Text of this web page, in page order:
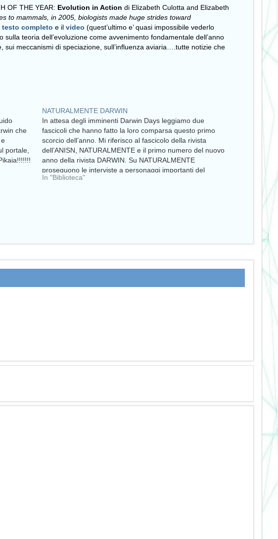
OF THE YEAR: Evolution in Action di Elizabeth Culotta and Elizabeth
to mammals, in 2005, biologists made huge strides toward
testo completo e il video (quest’ultimo e’ quasi impossibile vederlo
teoria dell’evoluzione come avvenimento fondamentale dell’anno
meccanismi di speciazione, sull’influenza aviaria….tutte notizie che
che
portale,
NATURALMENTE DARWIN
In attesa degli imminenti Darwin Days leggiamo due
fascicoli che hanno fatto la loro comparsa questo primo
scorcio dell’anno. Mi riferisco al fascicolo della rivista
dell’ANISN, NATURALMENTE e il primo numero del nuovo
anno della rivista DARWIN. Su NATURALMENTE
proseguono le interviste a personaggi importanti del
mondo naturalistico italiano. In…
In "Biblioteca"